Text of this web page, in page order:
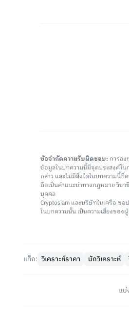
ข้อจำกัดความรับผิดชอบ: การล
ข้อมูลในบทความนี้มีจุดประสงค์ใ
กล่าว และไม่มีสิ่งใดในบทความนี้
ถือเป็นคำแนะนำทางกฎหมาย วิช
บุคคล
Cryptosiam และบริษัทในเครือ ข
ในบทความนั้น เป็นความเสี่ยงของ
แท็ก: วิเคราะห์ราคา นักวิเคราะห์
แ